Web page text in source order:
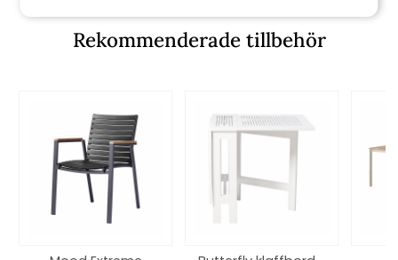
Rekommenderade tillbehör